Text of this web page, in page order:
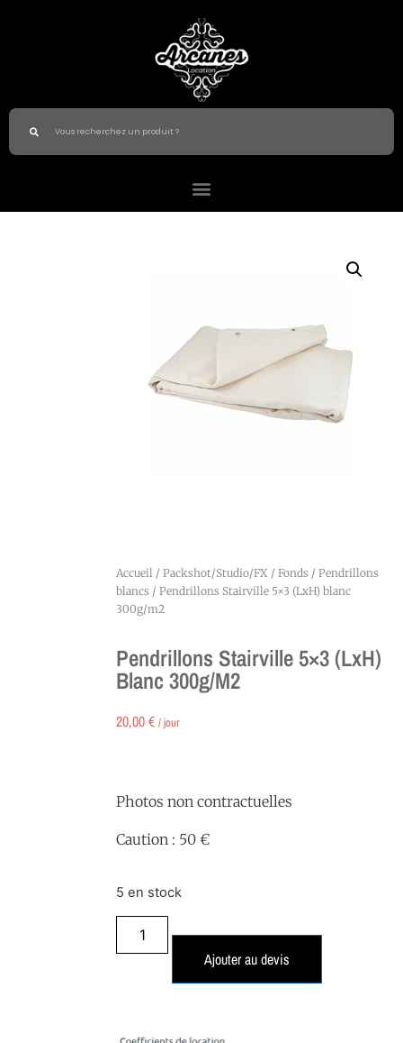
Accueil / Packshot/Studio/FX / Fonds / Pendrillons
blancs / Pendrillons Stairville 5×3 (LxH) blanc
300g/m2
Pendrillons Stairville 5×3 (LxH)
Blanc 300g/m2
20,00€ / jour
Photos non contractuelles
Caution : 50 €
5 en stock
Ajouter au devis